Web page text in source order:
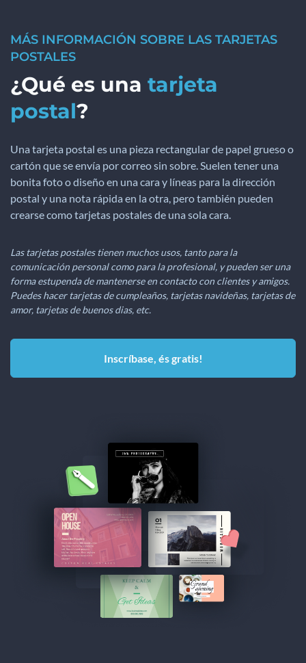
MÁS INFORMACIÓN SOBRE LAS TARJETAS
POSTALES
¿Qué es una tarjeta
postal?
Una tarjeta postal es una pieza rectangular de papel grueso o
cartón que se envía por correo sin sobre. Suelen tener una
bonita foto o diseño en una cara y líneas para la dirección
postal y una nota rápida en la otra, pero también pueden
crearse como tarjetas postales de una sola cara.
Las tarjetas postales tienen muchos usos, tanto para la
comunicación personal como para la profesional, y pueden ser una
forma estupenda de mantenerse en contacto con clientes y amigos.
Puedes hacer tarjetas de cumpleaños, tarjetas navideñas, tarjetas de
amor, tarjetas de buenos dias, etc.
Inscríbase, és gratis!